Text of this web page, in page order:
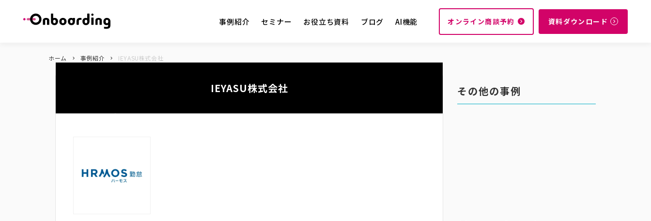
事例紹介 セミナー お役立ち資料 ブログ AI機能 オンライン商談予約 navigate_next 資料ダウンロード navigate_next
ホーム keyboard_arrow_right 事例紹介 keyboard_arrow_right IEYASU株式会社
IEYASU株式会社 その他の事例